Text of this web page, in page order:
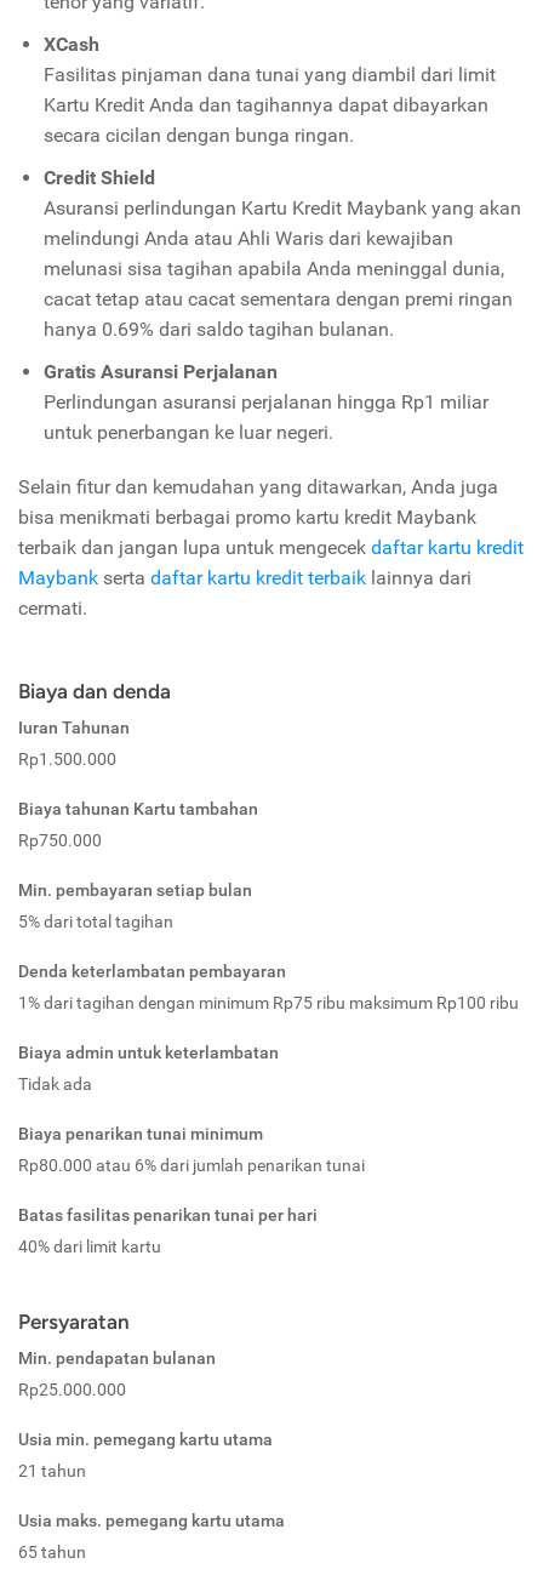
XCash
Fasilitas pinjaman dana tunai yang diambil dari limit
Kartu Kredit Anda dan tagihannya dapat dibayarkan
secara cicilan dengan bunga ringan.
Credit Shield
Asuransi perlindungan Kartu Kredit Maybank yang akan
melindungi Anda atau Ahli Waris dari kewajiban
melunasi sisa tagihan apabila Anda meninggal dunia,
cacat tetap atau cacat sementara dengan premi ringan
hanya 0.69% dari saldo tagihan bulanan.
Gratis Asuransi Perjalanan
Perlindungan asuransi perjalanan hingga Rp1 miliar
untuk penerbangan ke luar negeri.
Selain fitur dan kemudahan yang ditawarkan, Anda juga
bisa menikmati berbagai promo kartu kredit Maybank
terbaik dan jangan lupa untuk mengecek daftar kartu kredit
Maybank serta daftar kartu kredit terbaik lainnya dari
cermati.
Biaya dan denda
Iuran Tahunan
Rp1.500.000
Biaya tahunan Kartu tambahan
Rp750.000
Min. pembayaran setiap bulan
5% dari total tagihan
Denda keterlambatan pembayaran
1% dari tagihan dengan minimum Rp75 ribu maksimum Rp100 ribu
Biaya admin untuk keterlambatan
Tidak ada
Biaya penarikan tunai minimum
Rp80.000 atau 6% dari jumlah penarikan tunai
Batas fasilitas penarikan tunai per hari
40% dari limit kartu
Persyaratan
Min. pendapatan bulanan
Rp25.000.000
Usia min. pemegang kartu utama
21 tahun
Usia maks. pemegang kartu utama
65 tahun